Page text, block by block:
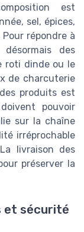
est
sel, épices,
répondre à
des
roti dinde ou le
de charcuterie
produits est
pouvoir
sur la chaîne
irréprochable
livraison des
préserver la
et sécurité